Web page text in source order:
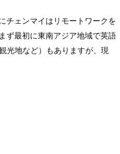
チェンマイはリモートワークを
ず最初に東南アジア地域で英語
光地など）もありますが、現